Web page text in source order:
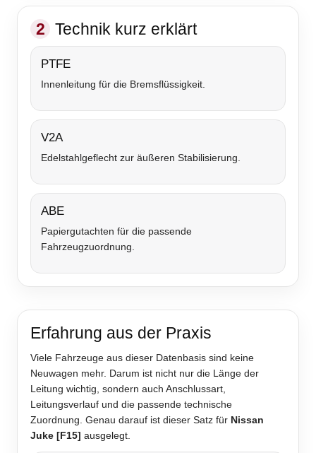
2 Technik kurz erklärt
PTFE
Innenleitung für die Bremsflüssigkeit.
V2A
Edelstahlgeflecht zur äußeren Stabilisierung.
ABE
Papiergutachten für die passende
Fahrzeugzuordnung.
Erfahrung aus der Praxis
Viele Fahrzeuge aus dieser Datenbasis sind keine
Neuwagen mehr. Darum ist nicht nur die Länge der
Leitung wichtig, sondern auch Anschlussart,
Leitungsverlauf und die passende technische
Zuordnung. Genau darauf ist dieser Satz für Nissan
Juke [F15] ausgelegt.